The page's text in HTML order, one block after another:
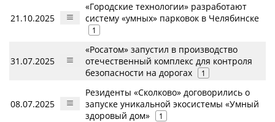
21.10.2025
«Городские технологии» разработают
систему «умных» парковок в Челябинске
1
31.07.2025
«Росатом» запустил в производство
отечественный комплекс для контроля
безопасности на дорогах
1
08.07.2025
Резиденты «Сколково» договорились о
запуске уникальной экосистемы «Умный
здоровый дом»
1